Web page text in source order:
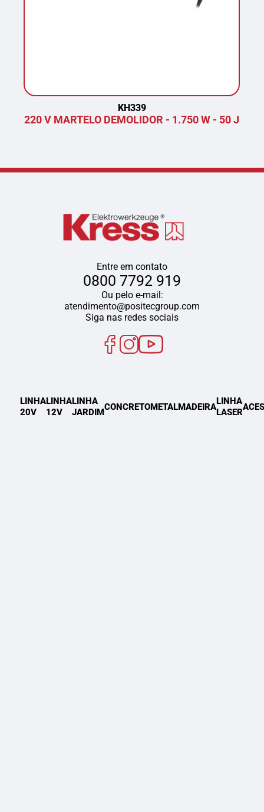
KH339
220 V MARTELO DEMOLIDOR - 1.750 W - 50 J
Entre em contato
0800 7792 919
Ou pelo e-mail:
atendimento@positecgroup.com
Siga nas redes sociais
LINHA
20V
LINHA
12V
LINHA
JARDIM
CONCRETOMETALMADEIRA
LINHA
LASER